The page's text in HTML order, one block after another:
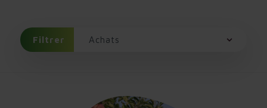
Filtrer Achats